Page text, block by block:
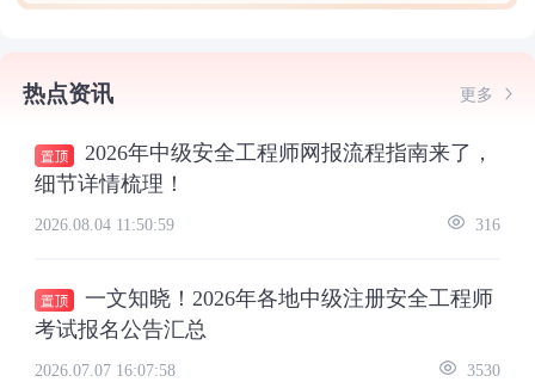
热点资讯 更多
2026年中级安全工程师网报流程指南来了，
细节详情梳理！
2026.08.04 11:50:59 316
一文知晓！2026年各地中级注册安全工程师
考试报名公告汇总
2026.07.07 16:07:58 3530